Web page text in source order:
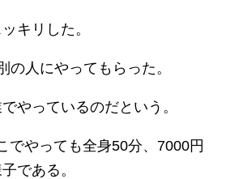
キリした。
の人にやってもらった。
やっているのだという。
でやっても全身50分、7000円
である。